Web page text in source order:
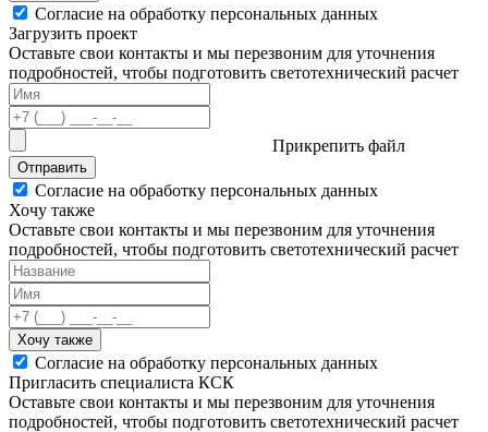
Согласие на обработку персональных данных
Загрузить проект
Оставьте свои контакты и мы перезвоним для уточнения
подробностей, чтобы подготовить светотехнический расчет
Прикрепить файл
Отправить
Согласие на обработку персональных данных
Хочу также
Оставьте свои контакты и мы перезвоним для уточнения
подробностей, чтобы подготовить светотехнический расчет
Хочу также
Согласие на обработку персональных данных
Пригласить специалиста КСК
Оставьте свои контакты и мы перезвоним для уточнения
подробностей, чтобы подготовить светотехнический расчет